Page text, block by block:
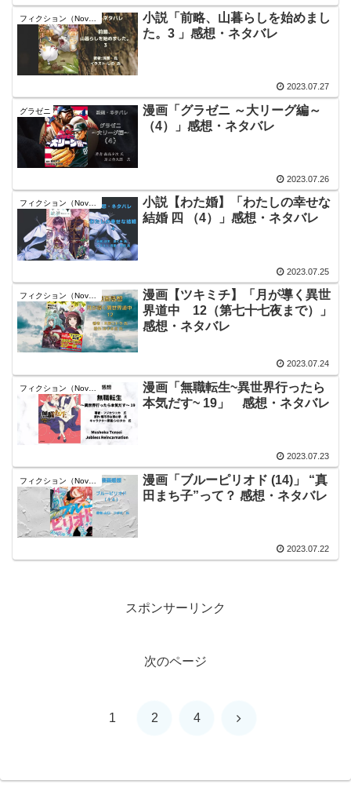
小説「前略、山暮らしを始めまし
た。3 」感想・ネタバレ
2023.07.27
グラゼニ
漫画「グラゼニ ～大リーグ編～
（4）」感想・ネタバレ
2023.07.26
フィクション（Novel）
小説【わた婚】「わたしの幸せな
結婚 四 （4）」感想・ネタバレ
2023.07.25
漫画【ツキミチ】「月が導く異世
界道中 12（第七十七夜まで）」
感想・ネタバレ
2023.07.24
漫画「無職転生~異世界行ったら
本気だす~ 19」 感想・ネタバレ
2023.07.23
漫画「ブルーピリオド (14)」 “真
田まち子”って？ 感想・ネタバレ
2023.07.22
スポンサーリンク
次のページ
1 2 4 次